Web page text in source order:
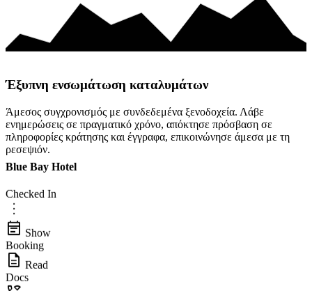
Έξυπνη ενσωμάτωση καταλυμάτων
Άμεσος συγχρονισμός με συνδεδεμένα ξενοδοχεία. Λάβε
ενημερώσεις σε πραγματικό χρόνο, απόκτησε πρόσβαση σε
πληροφορίες κράτησης και έγγραφα, επικοινώνησε άμεσα με τη
ρεσεψιόν.
Blue Bay Hotel
Checked In
more_vert
event_note Show
Booking
description Read
Docs